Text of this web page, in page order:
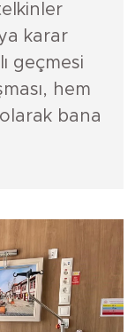
karar
geçmesi
hem
bana